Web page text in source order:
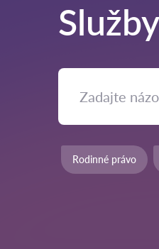
Rodinné právo